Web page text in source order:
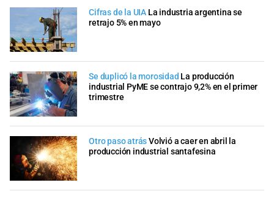
Cifras de la UIA La industria argentina se
retrajo 5% en mayo
Se duplicó la morosidad La producción
industrial PyME se contrajo 9,2% en el primer
trimestre
Otro paso atrásVolvió a caer en abril la
producción industrial santafesina